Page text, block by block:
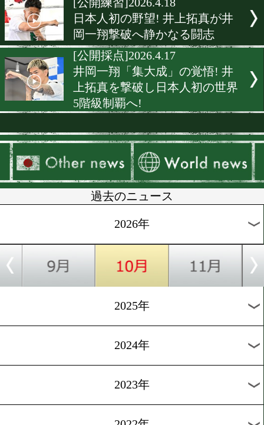
矢吹正道が沖縄で追い込み
2度目防衛へ勝つ準備!
[合宿]2026.4.25
亀田和毅とキッズが走り込
「95%見えた」を打ち砕け
潤人が井上尚弥攻略へ!
[公開練習]2026.4.20
上尚弥が180人の前で圧巻
ォーマンス!
[公開練習]2026.4.18
岡一翔撃破へ静かなる闘志
[公開採点]2026.4.17
上拓真を撃破し日本人初の
5階級制覇へ!